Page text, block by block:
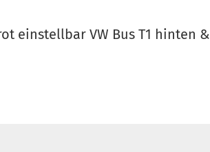
einstellbar VW Bus T1 hinten